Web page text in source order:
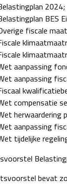
2024;
BES
fiscale
aanpassing
aanpassing
compensatie
herwaardering
aanpassing
tijdelijke
bevat